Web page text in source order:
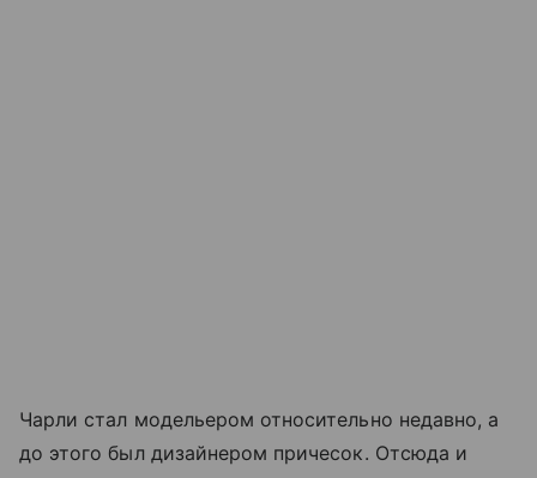
Чарли стал модельером относительно недавно, а
до этого был дизайнером причесок. Отсюда и